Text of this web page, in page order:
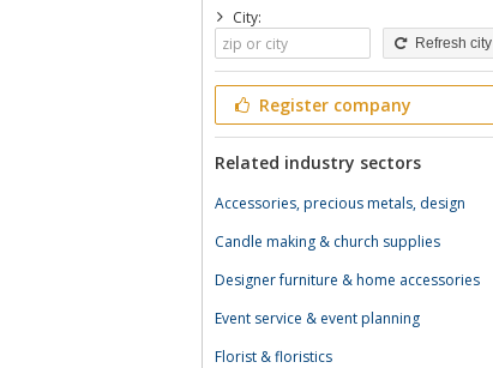
City:
Refresh city
Register company
Related industry sectors
Accessories, precious metals, design
Candle making & church supplies
Designer furniture & home accessories
Event service & event planning
Florist & floristics